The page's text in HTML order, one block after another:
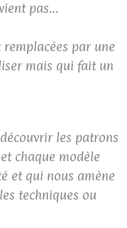
pas…
par une
mais qui fait un
les patrons
chaque modèle
et qui nous amène
techniques ou